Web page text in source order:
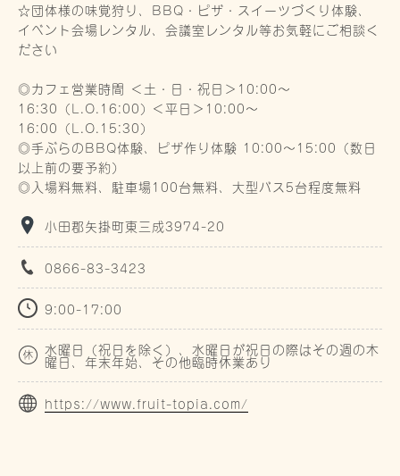
☆団体様の味覚狩り、BBQ・ピザ・スイーツづくり体験、
イベント会場レンタル、会議室レンタル等お気軽にご相談く
ださい
◎カフェ営業時間 ＜土・日・祝日＞10:00～
16:30（L.O.16:00) ＜平日＞10:00～
16:00（L.O.15:30)
◎手ぶらのBBQ体験、ピザ作り体験 10:00～15:00（数日
以上前の要予約）
◎入場料無料、駐車場100台無料、大型バス5台程度無料
小田郡矢掛町東三成3974-20
0866-83-3423
9:00-17:00
水曜日（祝日を除く）、水曜日が祝日の際はその週の木
曜日、年末年始、その他臨時休業あり
https://www.fruit-topia.com/